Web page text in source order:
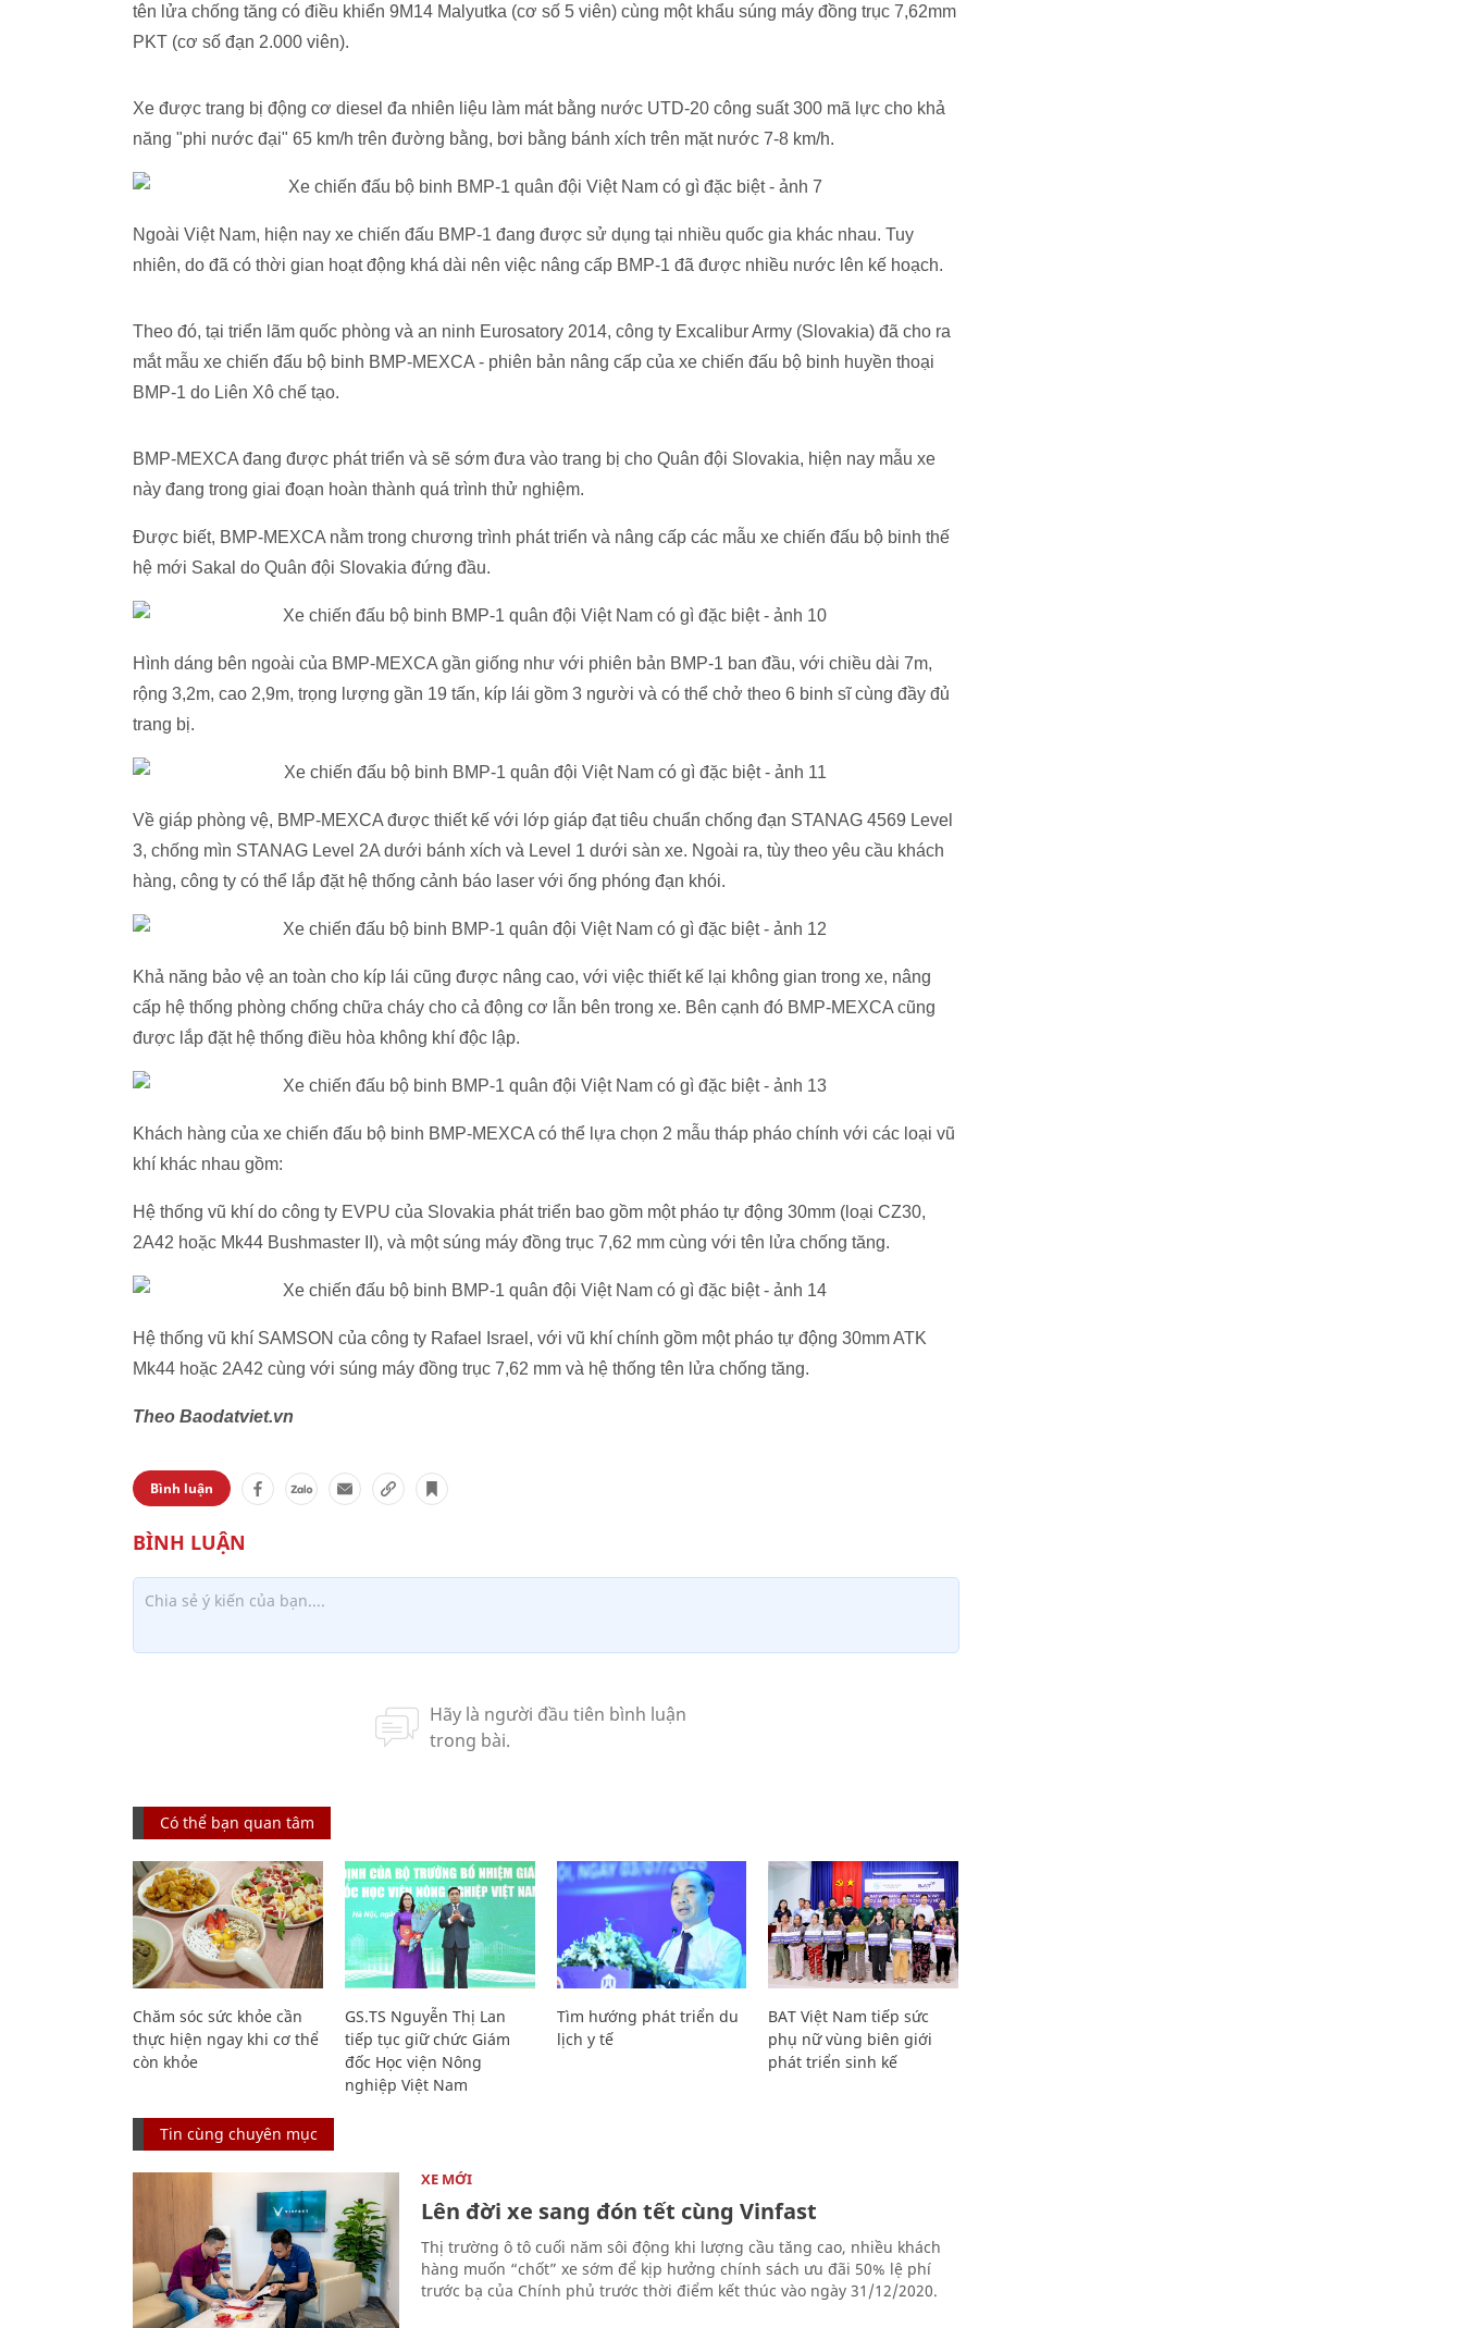
tên lửa chống tăng có điều khiển 9M14 Malyutka (cơ số 5 viên) cùng một khẩu súng máy đồng trục 7,62mm
PKT (cơ số đạn 2.000 viên).
Xe được trang bị động cơ diesel đa nhiên liệu làm mát bằng nước UTD-20 công suất 300 mã lực cho khả
năng "phi nước đại" 65 km/h trên đường bằng, bơi bằng bánh xích trên mặt nước 7-8 km/h.
Ngoài Việt Nam, hiện nay xe chiến đấu BMP-1 đang được sử dụng tại nhiều quốc gia khác nhau. Tuy
nhiên, do đã có thời gian hoạt động khá dài nên việc nâng cấp BMP-1 đã được nhiều nước lên kế hoạch.
Theo đó, tại triển lãm quốc phòng và an ninh Eurosatory 2014, công ty Excalibur Army (Slovakia) đã cho ra
mắt mẫu xe chiến đấu bộ binh BMP-MEXCA - phiên bản nâng cấp của xe chiến đấu bộ binh huyền thoại
BMP-1 do Liên Xô chế tạo.
BMP-MEXCA đang được phát triển và sẽ sớm đưa vào trang bị cho Quân đội Slovakia, hiện nay mẫu xe
này đang trong giai đoạn hoàn thành quá trình thử nghiệm.
Được biết, BMP-MEXCA nằm trong chương trình phát triển và nâng cấp các mẫu xe chiến đấu bộ binh thế
hệ mới Sakal do Quân đội Slovakia đứng đầu.
Hình dáng bên ngoài của BMP-MEXCA gần giống như với phiên bản BMP-1 ban đầu, với chiều dài 7m,
rộng 3,2m, cao 2,9m, trọng lượng gần 19 tấn, kíp lái gồm 3 người và có thể chở theo 6 binh sĩ cùng đầy đủ
trang bị.
Về giáp phòng vệ, BMP-MEXCA được thiết kế với lớp giáp đạt tiêu chuẩn chống đạn STANAG 4569 Level
3, chống mìn STANAG Level 2A dưới bánh xích và Level 1 dưới sàn xe. Ngoài ra, tùy theo yêu cầu khách
hàng, công ty có thể lắp đặt hệ thống cảnh báo laser với ống phóng đạn khói.
Khả năng bảo vệ an toàn cho kíp lái cũng được nâng cao, với việc thiết kế lại không gian trong xe, nâng
cấp hệ thống phòng chống chữa cháy cho cả động cơ lẫn bên trong xe. Bên cạnh đó BMP-MEXCA cũng
được lắp đặt hệ thống điều hòa không khí độc lập.
Khách hàng của xe chiến đấu bộ binh BMP-MEXCA có thể lựa chọn 2 mẫu tháp pháo chính với các loại vũ
khí khác nhau gồm:
Hệ thống vũ khí do công ty EVPU của Slovakia phát triển bao gồm một pháo tự động 30mm (loại CZ30,
2A42 hoặc Mk44 Bushmaster II), và một súng máy đồng trục 7,62 mm cùng với tên lửa chống tăng.
Hệ thống vũ khí SAMSON của công ty Rafael Israel, với vũ khí chính gồm một pháo tự động 30mm ATK
Mk44 hoặc 2A42 cùng với súng máy đồng trục 7,62 mm và hệ thống tên lửa chống tăng.
Theo Baodatviet.vn
Bình luận
Có thể bạn quan tâm
Chăm sóc sức khỏe cần
thực hiện ngay khi cơ thể
còn khỏe
GS.TS Nguyễn Thị Lan
tiếp tục giữ chức Giám
đốc Học viện Nông
nghiệp Việt Nam
Tìm hướng phát triển du
lịch y tế
BAT Việt Nam tiếp sức
phụ nữ vùng biên giới
phát triển sinh kế
Tin cùng chuyên mục
XE MỚI
Lên đời xe sang đón tết cùng Vinfast
Thị trường ô tô cuối năm sôi động khi lượng cầu tăng cao, nhiều khách
hàng muốn “chốt” xe sớm để kịp hưởng chính sách ưu đãi 50% lệ phí
trước bạ của Chính phủ trước thời điểm kết thúc vào ngày 31/12/2020.